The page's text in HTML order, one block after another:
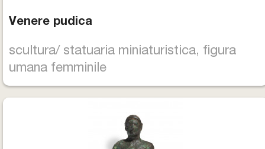
Venere pudica
scultura/ statuaria miniaturistica, figura
umana femminile